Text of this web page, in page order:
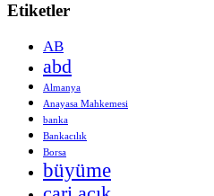
Etiketler
AB
abd
Almanya
Anayasa Mahkemesi
banka
Bankacılık
Borsa
büyüme